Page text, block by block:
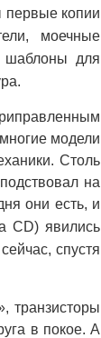
первые копии
моечные
для
модели
Столь
на
они есть, и
CD) явились
спустя
транзисторы
в покое. А